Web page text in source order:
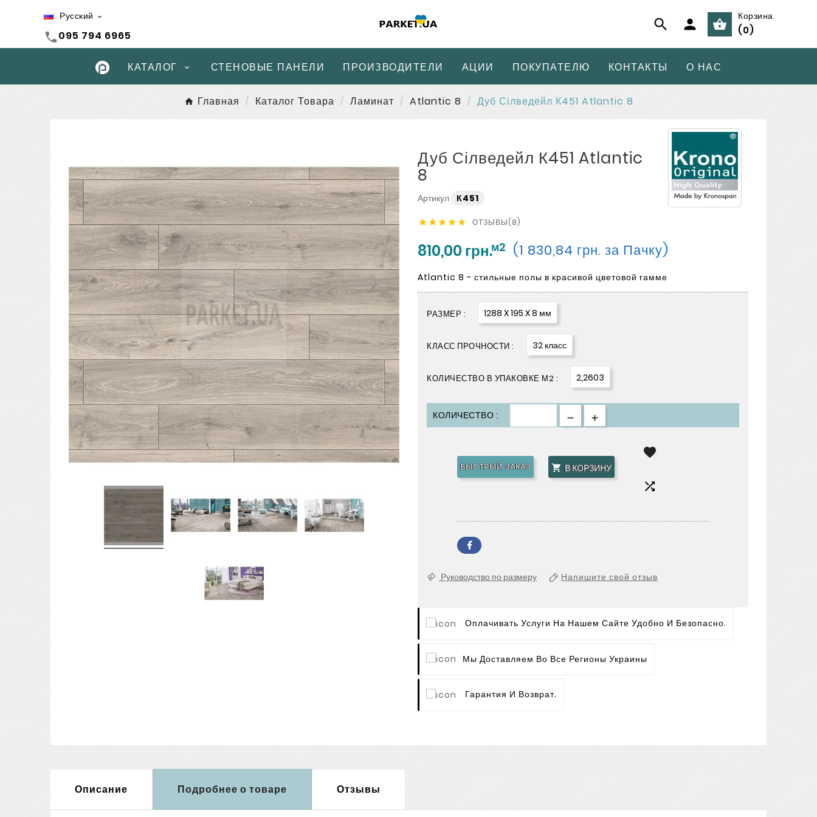
Русский 
call095 794 6965
  
Корзина
(0)
КАТАЛОГ СТЕНОВЫЕ ПАНЕЛИ ПРОИЗВОДИТЕЛИ АЦИИ ПОКУПАТЕЛЮ КОНТАКТЫ О НАС
Главная Каталог Товара Ламинат Atlantic 8 Дуб Сілведейл К451 Atlantic 8
Дуб Сілведейл К451 Atlantic
8
Артикул К451
     ОТЗЫВЫ(8)
810,00 грн.м2 (1 830,84 грн. за Пачку)
Atlantic 8 - стильные полы в красивой цветовой гамме
РАЗМЕР : 1288 X 195 X 8 мм
КЛАСС ПРОЧНОСТИ : 32 класс
КОЛИЧЕСТВО В УПАКОВКЕ М2 : 2,2603
КОЛИЧЕСТВО :
 В КОРЗИНУ
БЫСТРЫЙ ЗАКАЗ


Руководство по размеру Напишите свой отзыв
Оплачивать Услуги На Нашем Сайте Удобно И Безопасно.
Мы Доставляем Во Все Регионы Украины
Гарантия И Возврат.
Описание Подробнее о товаре Отзывы